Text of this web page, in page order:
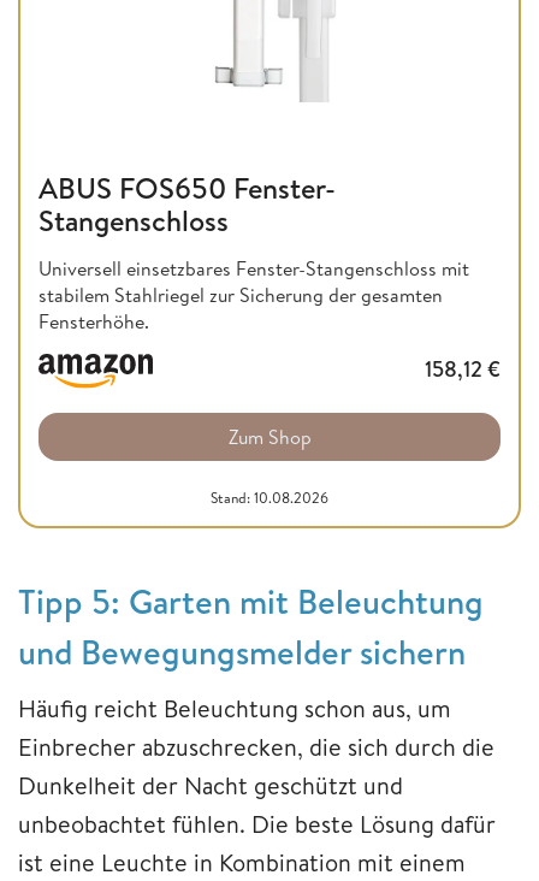
ABUS FOS650 Fenster-
Stangenschloss
Universell einsetzbares Fenster-Stangenschloss mit
stabilem Stahlriegel zur Sicherung der gesamten
Fensterhöhe.
158,12 €
Zum Shop
Stand: 10.08.2026
Tipp 5: Garten mit Beleuchtung
und Bewegungsmelder sichern
Häufig reicht Beleuchtung schon aus, um
Einbrecher abzuschrecken, die sich durch die
Dunkelheit der Nacht geschützt und
unbeobachtet fühlen. Die beste Lösung dafür
ist eine Leuchte in Kombination mit einem